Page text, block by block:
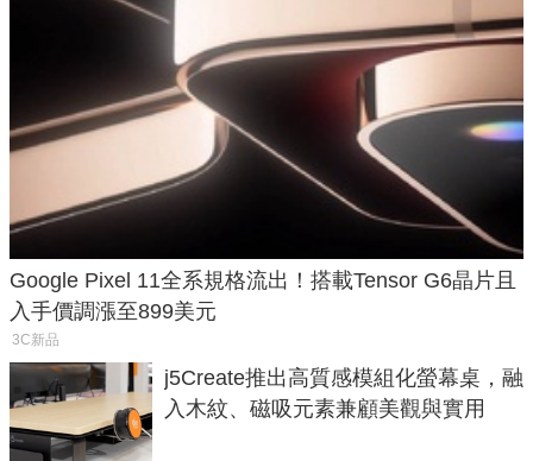
Google Pixel 11全系規格流出！搭載Tensor G6晶片且
入手價調漲至899美元
3C新品
j5Create推出高質感模組化螢幕桌，融
入木紋、磁吸元素兼顧美觀與實用